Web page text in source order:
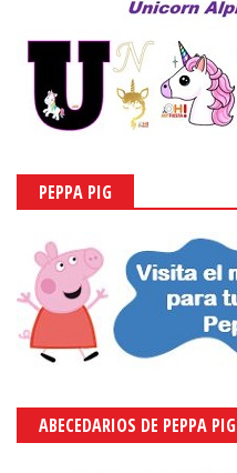
PEPPA PIG
ABECEDARIOS DE PEPPA PIG